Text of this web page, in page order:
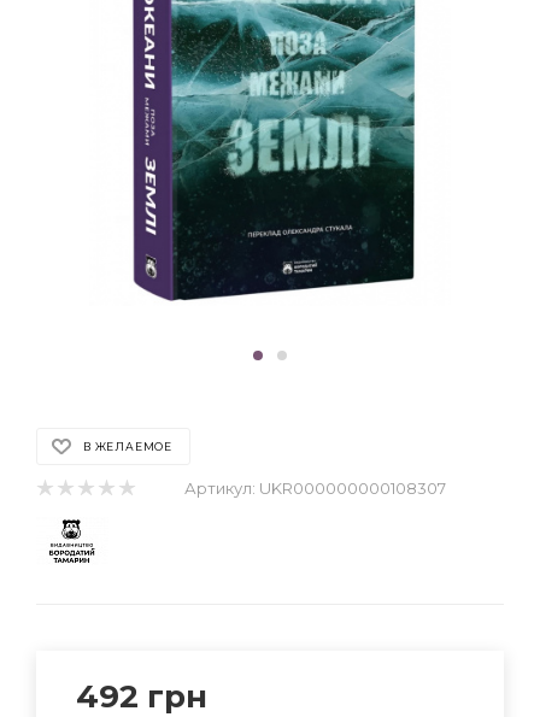
В ЖЕЛАЕМОЕ
Артикул: UKR000000000108307
492 грн